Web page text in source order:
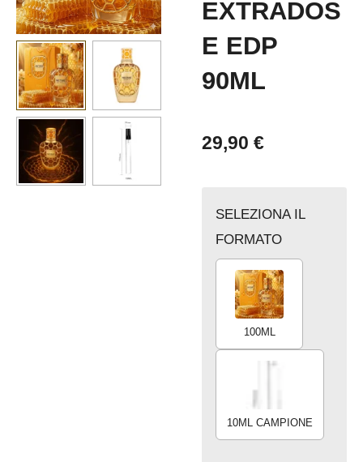
EXTRADOS
E EDP
90ML
29,90 €
SELEZIONA IL
FORMATO
100ML
10ML CAMPIONE